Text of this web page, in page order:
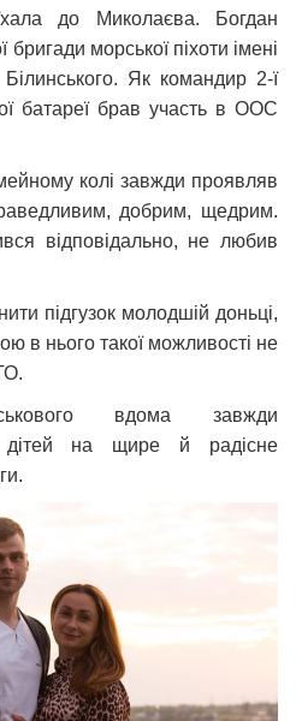
до Миколаєва. Богдан
морської піхоти імені
Як командир 2-ї
батареї брав участь в ООС
колі завжди проявляв
добрим, щедрим.
відповідально, не любив
підгузок молодшій доньці,
в нього такої можливості не
вдома завжди
дітей на щире й радісне